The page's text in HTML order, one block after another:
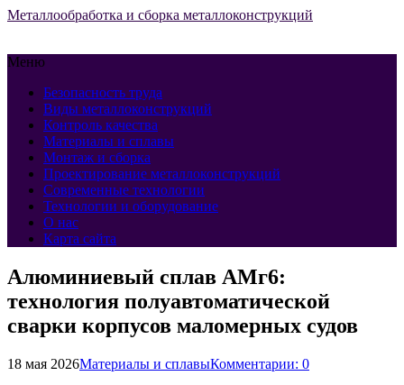
Металлообработка и сборка металлоконструкций
Меню
Безопасность труда
Виды металлоконструкций
Контроль качества
Материалы и сплавы
Монтаж и сборка
Проектирование металлоконструкций
Современные технологии
Технологии и оборудование
О нас
Карта сайта
Алюминиевый сплав АМг6:
технология полуавтоматической
сварки корпусов маломерных судов
18 мая 2026Материалы и сплавыКомментарии: 0